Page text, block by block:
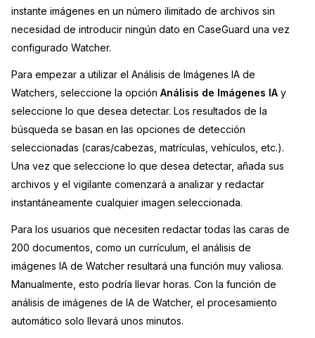
Servicios Financieros
Casinos
Medios de Comunicación y
Entretenimiento
Centros de Atención Telefónica
Centros de Crisis y Las Líneas Directas
La Venta al Por Menor
Videoteca
Recomendaciones
Sobre nosotros
Trabaja con nosotros
instante imágenes en un número ilimitado de archivos sin
necesidad de introducir ningún dato en CaseGuard una vez
configurado Watcher.
Para empezar a utilizar el Análisis de Imágenes IA de
Watchers, seleccione la opción Análisis de Imágenes IA y
seleccione lo que desea detectar. Los resultados de la
búsqueda se basan en las opciones de detección
seleccionadas (caras/cabezas, matrículas, vehículos, etc.).
Una vez que seleccione lo que desea detectar, añada sus
archivos y el vigilante comenzará a analizar y redactar
instantáneamente cualquier imagen seleccionada.
Para los usuarios que necesiten redactar todas las caras de
200 documentos, como un currículum, el análisis de
imágenes IA de Watcher resultará una función muy valiosa.
Manualmente, esto podría llevar horas. Con la función de
análisis de imágenes de IA de Watcher, el procesamiento
automático solo llevará unos minutos.